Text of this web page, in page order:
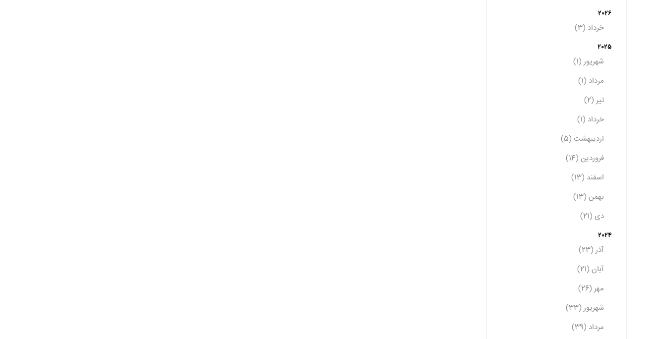
2026
خرداد (3)
2025
شهریور (1)
مرداد (1)
تیر (2)
خرداد (1)
اردیبهشت (5)
فروردین (14)
اسفند (13)
بهمن (13)
دی (21)
2024
آذر (23)
آبان (21)
مهر (26)
شهریور (33)
مرداد (39)